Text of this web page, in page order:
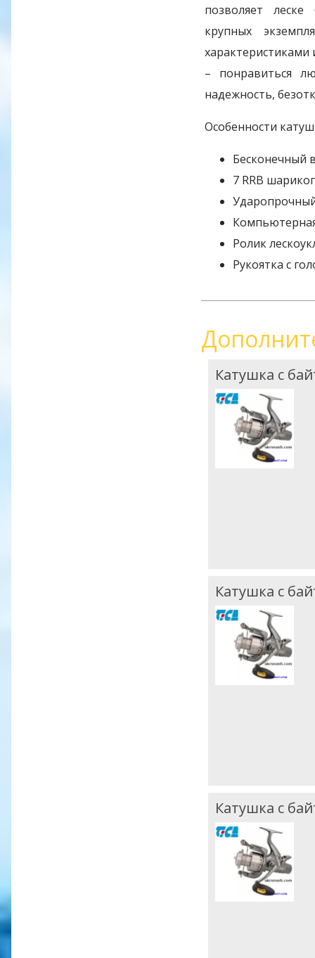
позволяет
крупных
характеристиками
– понравиться
надежность,
Особенности
Бесконечный
7 RRB
Ролик
Рукоятка с
Катушка с
Катушка с
Катушка с